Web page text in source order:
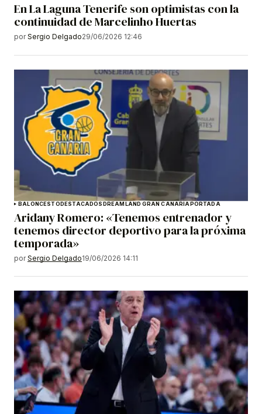
En La Laguna Tenerife son optimistas con la
continuidad de Marcelinho Huertas
por Sergio Delgado29/06/2026 12:46
BALONCESTODESTACADOSDREAMLAND GRAN CANARIAPORTADA
Aridany Romero: «Tenemos entrenador y
tenemos director deportivo para la próxima
temporada»
por Sergio Delgado19/06/2026 14:11